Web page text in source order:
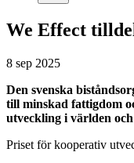
We Effect
8 sep 2025
Den svenska
till minskad fattigdom
utveckling i världen
Priset för kooperativ